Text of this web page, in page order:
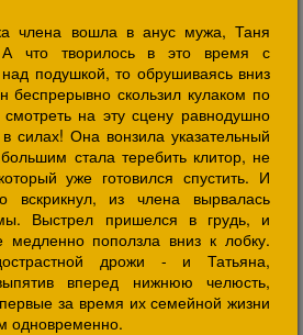
члена вошла в анус мужа, Таня
А что творилось в это время с
подушкой, то обрушиваясь вниз
беспрерывно скользил кулаком по
на эту сцену равнодушно
силах! Она вонзила указательный
стала теребить клитор, не
уже готовился спустить. И
вскрикнул, из члена вырвалась
Выстрел пришелся в грудь, и
поползла вниз к лобку.
дрожи - и Татьяна,
вперед нижнюю челюсть,
за время их семейной жизни
одновременно.